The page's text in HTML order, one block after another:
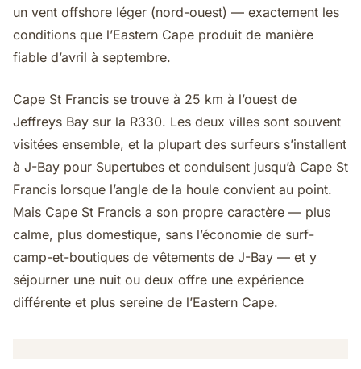
un vent offshore léger (nord-ouest) — exactement les
conditions que l’Eastern Cape produit de manière
fiable d’avril à septembre.
Cape St Francis se trouve à 25 km à l’ouest de
Jeffreys Bay sur la R330. Les deux villes sont souvent
visitées ensemble, et la plupart des surfeurs s’installent
à J-Bay pour Supertubes et conduisent jusqu’à Cape St
Francis lorsque l’angle de la houle convient au point.
Mais Cape St Francis a son propre caractère — plus
calme, plus domestique, sans l’économie de surf-
camp-et-boutiques de vêtements de J-Bay — et y
séjourner une nuit ou deux offre une expérience
différente et plus sereine de l’Eastern Cape.